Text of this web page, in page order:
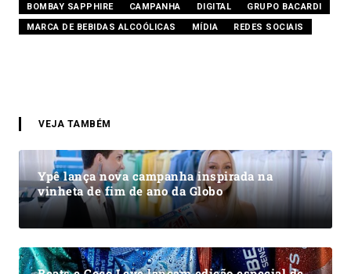
BOMBAY SAPPHIRE CAMPANHA DIGITAL
GRUPO BACARDI
MARCA DE BEBIDAS ALCOÓLICAS
MÍDIA REDES SOCIAIS
VEJA TAMBÉM
Ypê lança nova campanha inspirada na
vinheta de fim de ano da Globo